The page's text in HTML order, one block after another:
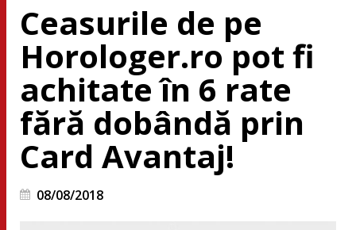
Ceasurile de pe
Horologer.ro pot fi
achitate în 6 rate
fără dobândă prin
Card Avantaj!
08/08/2018